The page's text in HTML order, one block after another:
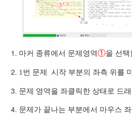
마커 종류에서 문제영역①을 선택
1번 문제 시작 부분의 좌측 위를
문제 영역을 좌클릭한 상태로 드
문제가 끝나는 부분에서 마우스